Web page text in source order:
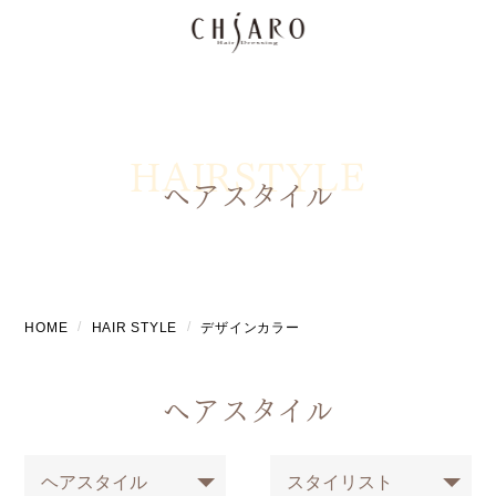
HAIRSTYLE
ヘアスタイル
HOME HAIR STYLE デザインカラー
ヘアスタイル